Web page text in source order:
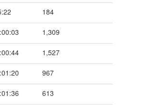
184
1,309
1,527
967
613